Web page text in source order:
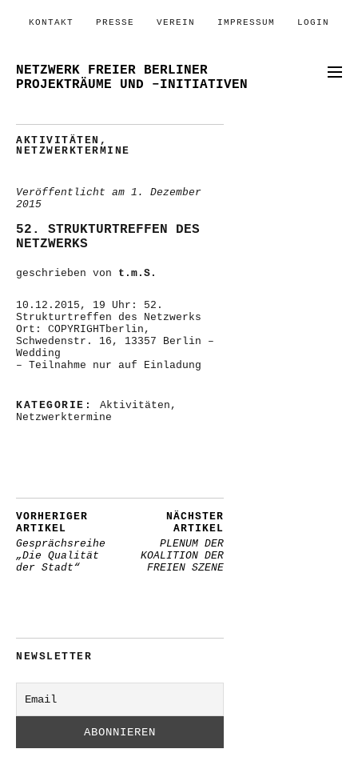
KONTAKT PRESSE VEREIN IMPRESSUM LOGIN
NETZWERK FREIER BERLINER
PROJEKTRÄUME UND –INITIATIVEN
AKTIVITÄTEN ,
NETZWERKTERMINE
Veröffentlicht am 1. Dezember
2015
52. STRUKTURTREFFEN DES
NETZWERKS
geschrieben von t.m.S.
10.12.2015, 19 Uhr: 52.
Strukturtreffen des Netzwerks
Ort: COPYRIGHTberlin,
Schwedenstr. 16, 13357 Berlin –
Wedding
– Teilnahme nur auf Einladung
KATEGORIE: Aktivitäten ,
Netzwerktermine
VORHERIGER
ARTIKEL
Gesprächsreihe
„Die Qualität
der Stadt“
NÄCHSTER
ARTIKEL
PLENUM DER
KOALITION DER
FREIEN SZENE
NEWSLETTER